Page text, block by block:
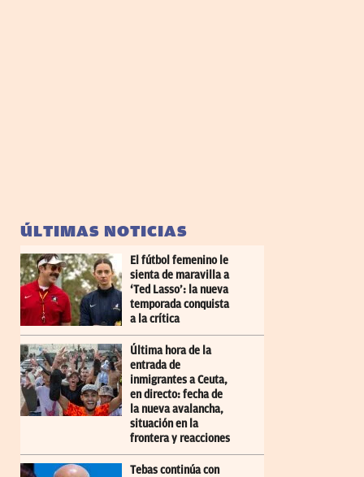
ÚLTIMAS NOTICIAS
El fútbol femenino le
sienta de maravilla a
‘Ted Lasso’: la nueva
temporada conquista
a la crítica
Última hora de la
entrada de
inmigrantes a Ceuta,
en directo: fecha de
la nueva avalancha,
situación en la
frontera y reacciones
Tebas continúa con